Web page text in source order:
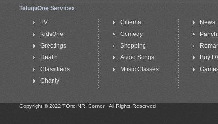
TeluguOne Services
TV
KidsOne
Greetings
Health
Classifieds
Charity
Cinema
Comedy
Shopping
Audio Songs
Music Classes
News
Buy
Copyright © 2022 TOne NRI Corner - All Rights Reserved